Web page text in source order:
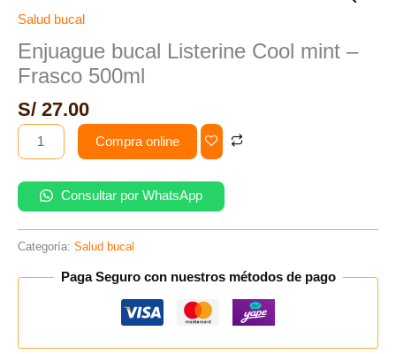
Salud bucal
Enjuague bucal Listerine Cool mint –
Frasco 500ml
S/ 27.00
Listerine
mint
-
Frasco
500ml
cantidad
Compra online
Consultar por WhatsApp
Categoría: Salud bucal
Paga Seguro con nuestros métodos de pago